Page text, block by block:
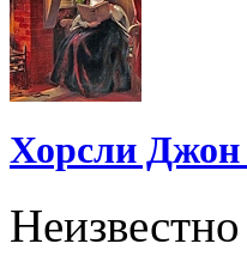
Хорсли
Неизвестно